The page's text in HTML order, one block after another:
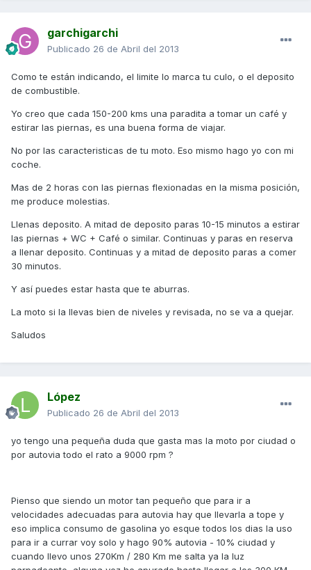
garchigarchi
Publicado 26 de Abril del 2013
Como te están indicando, el limite lo marca tu culo, o el deposito
de combustible.
Yo creo que cada 150-200 kms una paradita a tomar un café y
estirar las piernas, es una buena forma de viajar.
No por las caracteristicas de tu moto. Eso mismo hago yo con mi
coche.
Mas de 2 horas con las piernas flexionadas en la misma posición,
me produce molestias.
Llenas deposito. A mitad de deposito paras 10-15 minutos a estirar
las piernas + WC + Café o similar. Continuas y paras en reserva
a llenar deposito. Continuas y a mitad de deposito paras a comer
30 minutos.
Y así puedes estar hasta que te aburras.
La moto si la llevas bien de niveles y revisada, no se va a quejar.
Saludos
López
Publicado 26 de Abril del 2013
yo tengo una pequeña duda que gasta mas la moto por ciudad o
por autovia todo el rato a 9000 rpm ?
Pienso que siendo un motor tan pequeño que para ir a
velocidades adecuadas para autovia hay que llevarla a tope y
eso implica consumo de gasolina yo esque todos los dias la uso
para ir a currar voy solo y hago 90% autovia - 10% ciudad y
cuando llevo unos 270Km / 280 Km me salta ya la luz